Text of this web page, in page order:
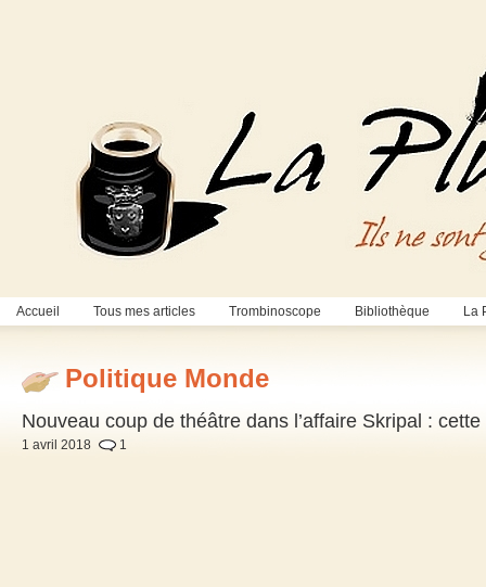
Accueil Tous mes articles Trombinoscope Bibliothèque La
Politique Monde
Nouveau coup de théâtre dans l’affaire Skripal :
1 avril 2018 1